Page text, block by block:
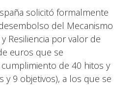
solicitó formalmente
del Mecanismo
Resiliencia por valor de
euros que se
de 40 hitos y
y 9 objetivos), a los que se